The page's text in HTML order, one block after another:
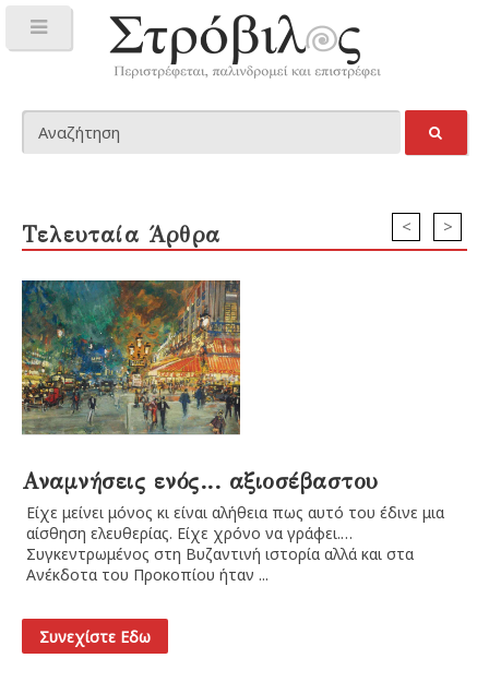
Τελευταία Άρθρα
Αναμνήσεις ενός... αξιοσέβαστου
Είχε μείνει μόνος κι είναι αλήθεια πως αυτό του έδινε μια
αίσθηση ελευθερίας. Είχε χρόνο να γράφει.
Συγκεντρωμένος στη Βυζαντινή ιστορία αλλά και στα
Ανέκδοτα του Προκοπίου ήταν ...
Συνεχίστε Εδω
>
<